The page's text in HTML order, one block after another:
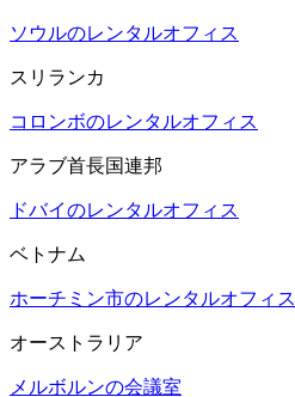
ソウルのレンタルオフィス
スリランカ
コロンボのレンタルオフィス
アラブ首長国連邦
ドバイのレンタルオフィス
ベトナム
ホーチミン市のレンタルオフィス
オーストラリア
メルボルンの会議室